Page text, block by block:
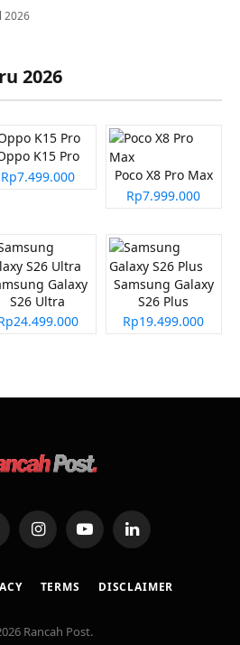
2026
2026
K15 Pro
Rp7.499.000
Poco X8 Pro Max
Rp7.999.000
Galaxy
S26 Ultra
Samsung Galaxy
S26 Plus
Rp19.499.000
InstagramYouTubeLinkedIn
TERMS DISCLAIMER
Rancah Post.